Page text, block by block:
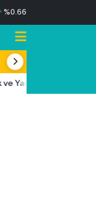
%0.66
Altın Fiyatları